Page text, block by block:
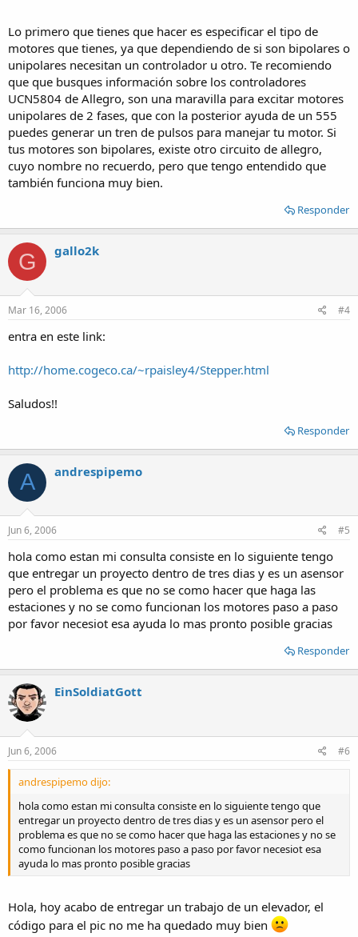
Lo primero que tienes que hacer es especificar el tipo de
motores que tienes, ya que dependiendo de si son bipolares o
unipolares necesitan un controlador u otro. Te recomiendo
que que busques información sobre los controladores
UCN5804 de Allegro, son una maravilla para excitar motores
unipolares de 2 fases, que con la posterior ayuda de un 555
puedes generar un tren de pulsos para manejar tu motor. Si
tus motores son bipolares, existe otro circuito de allegro,
cuyo nombre no recuerdo, pero que tengo entendido que
también funciona muy bien.
Responder
G gallo2k
Mar 16, 2006 #4
entra en este link:
http://home.cogeco.ca/~rpaisley4/Stepper.html
Saludos!!
Responder
A andrespipemo
Jun 6, 2006 #5
hola como estan mi consulta consiste en lo siguiente tengo
que entregar un proyecto dentro de tres dias y es un asensor
pero el problema es que no se como hacer que haga las
estaciones y no se como funcionan los motores paso a paso
por favor necesiot esa ayuda lo mas pronto posible gracias
Responder
EinSoldiatGott
Jun 6, 2006 #6
andrespipemo dijo:
hola como estan mi consulta consiste en lo siguiente tengo que
entregar un proyecto dentro de tres dias y es un asensor pero el
problema es que no se como hacer que haga las estaciones y no se
como funcionan los motores paso a paso por favor necesiot esa
ayuda lo mas pronto posible gracias
Hola, hoy acabo de entregar un trabajo de un elevador, el
código para el pic no me ha quedado muy bien